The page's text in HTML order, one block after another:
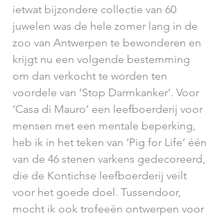
ietwat bijzondere collectie van 60
juwelen was de hele zomer lang in de
zoo van Antwerpen te bewonderen en
krijgt nu een volgende bestemming
om dan verkocht te worden ten
voordele van ‘Stop Darmkanker’. Voor
‘Casa di Mauro’ een leefboerderij voor
mensen met een mentale beperking,
heb ik in het teken van ‘Pig for Life’ één
van de 46 stenen varkens gedecoreerd,
die de Kontichse leefboerderij veilt
voor het goede doel. Tussendoor,
mocht ik ook trofeeën ontwerpen voor